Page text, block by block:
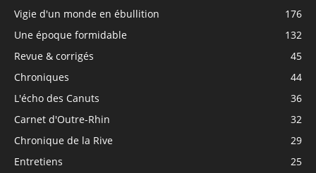
Vigie d'un monde en ébullition
176
Une époque formidable
132
Revue & corrigés
45
Chroniques
44
L'écho des Canuts
36
Carnet d'Outre-Rhin
32
Chronique de la Rive
29
Entretiens
25